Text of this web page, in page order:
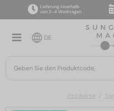
Lieferung innerhalb
von 2–4 Werktagen
DE
Produkte